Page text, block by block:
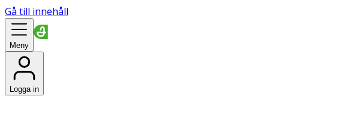
Gå till innehåll
Meny
Logga in